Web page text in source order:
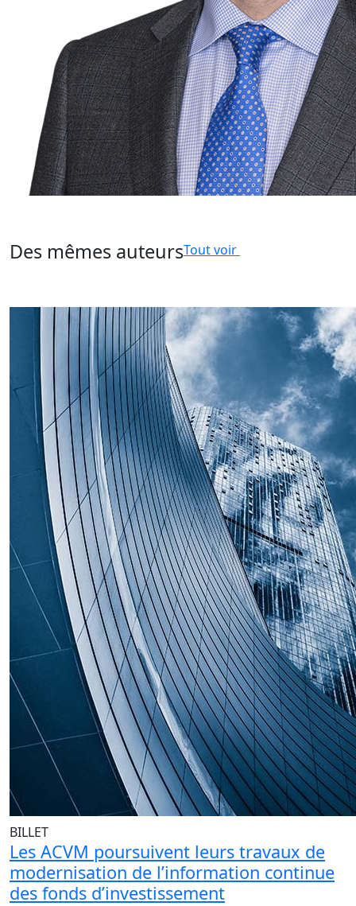
Des mêmes auteursTout voir
BILLET
Les ACVM poursuivent leurs travaux de
modernisation de l’information continue
des fonds d’investissement